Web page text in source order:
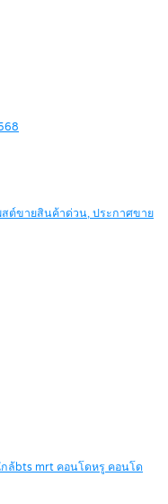
ต์ขายสินค้าด่วน, ประกาศขาย
ล้bts mrt คอนโดหรู คอนโด